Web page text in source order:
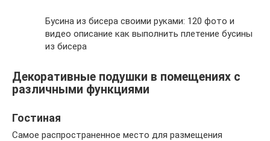
Бусина из бисера своими руками: 120 фото и
видео описание как выполнить плетение бусины
из бисера
Декоративные подушки в помещениях с
различными функциями
Гостиная
Самое распространенное место для размещения